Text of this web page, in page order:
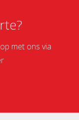
met ons via